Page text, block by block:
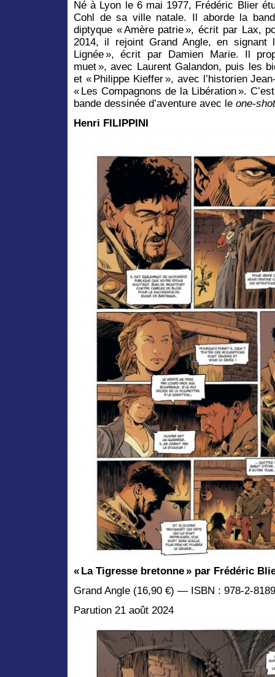
Né à Lyon le 6 mai 1977, Frédéric Blier
Cohl de sa ville natale. Il aborde la
diptyque « Amère patrie », écrit par Lax,
2014, il rejoint Grand Angle, en signant
Lignée », écrit par Damien Marie. Il
muet », avec Laurent Galandon, puis les
et « Philippe Kieffer », avec l’historien
« Les Compagnons de la Libération ».
bande dessinée d’aventure avec le one-shot
Henri FILIPPINI
« La Tigresse bretonne» par Frédéric
Grand Angle (16,90 €) — ISBN : 978-2-
Parution 21 août 2024